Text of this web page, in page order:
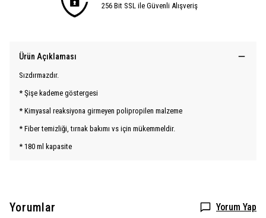
256 Bit SSL ile Güvenli Alışveriş
Ürün Açıklaması
Sızdırmazdır.
* Şişe kademe göstergesi
* Kimyasal reaksiyona girmeyen polipropilen malzeme
* Fiber temizliği, tırnak bakımı vs için mükemmeldir.
* 180 ml kapasite
Yorumlar Yorum Yap